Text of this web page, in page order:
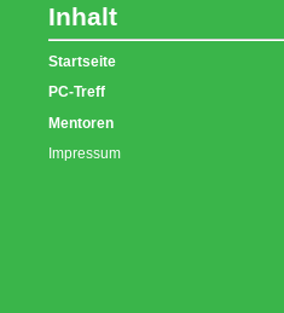
Inhalt
Startseite
PC-Treff
Mentoren
Impressum